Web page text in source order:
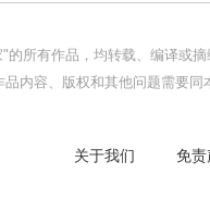
的所有作品，均转载、编译或
内容、版权和其他问题需要
关于我们 免责